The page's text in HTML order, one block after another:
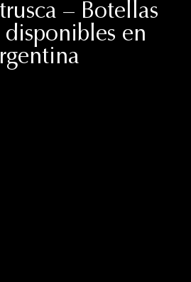
– Botellas
en